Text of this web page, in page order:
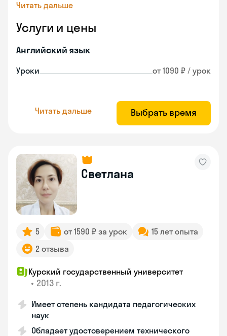
Читать дальше
Услуги и цены
Английский язык
Уроки от 1090 ₽ / урок
Читать дальше Выбрать время
Светлана
5 от 1590 ₽ за урок
15 лет опыта
2 отзыва
Курский государственный университет
• 2013 г.
Имеет степень кандидата педагогических
наук
Обладает удостоверением технического